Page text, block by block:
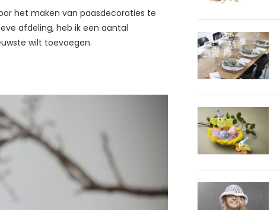
het maken van paasdecoraties te
afdeling, heb ik een aantal
wilt toevoegen.